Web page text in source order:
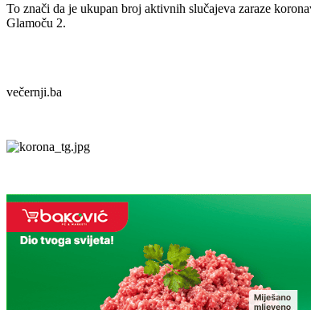
To znači da je ukupan broj aktivnih slučajeva zaraze
Glamoču 2.
večernji.ba